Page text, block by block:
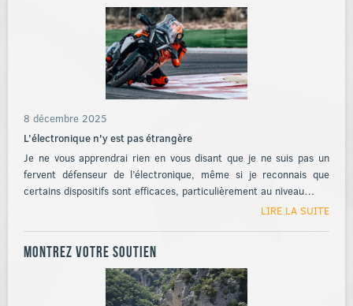
8 décembre 2025
L’électronique n'y est pas étrangère
Je ne vous apprendrai rien en vous disant que je ne suis pas un
fervent défenseur de l’électronique, même si je reconnais que
certains dispositifs sont efficaces, particulièrement au niveau…
LIRE LA SUITE
Montrez votre soutien